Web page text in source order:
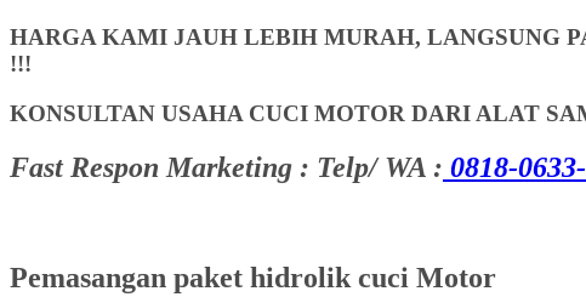
HARGA KAMI JAUH LEBIH MURAH, LANGSUNG
!!!
KONSULTAN USAHA CUCI MOTOR DARI ALAT
Fast Respon Marketing : Telp/ WA : 0818-
Pemasangan paket hidrolik cuci Motor